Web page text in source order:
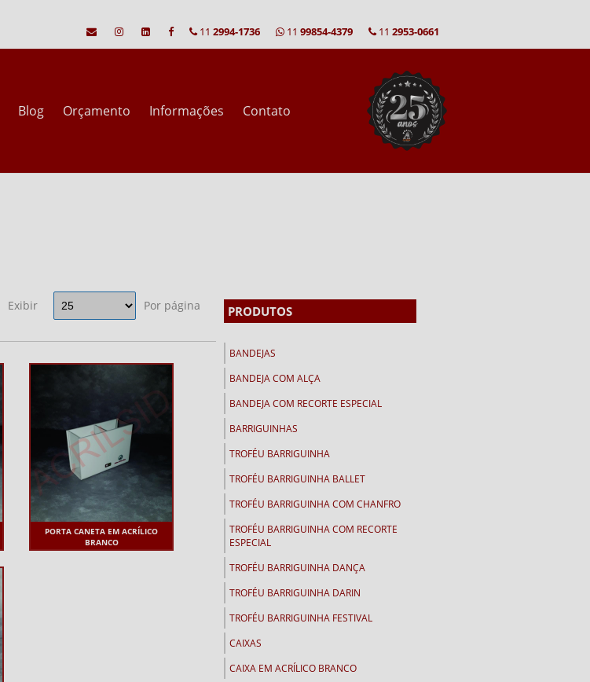
11 2953-0661
11 99854-4379
11 2994-1736
Blog Orçamento Informações Contato
Exibir Por página
PORTA CANETA EM ACRÍLICO
BRANCO
PRODUTOS
BANDEJAS
BANDEJA COM ALÇA
BANDEJA COM RECORTE ESPECIAL
BARRIGUINHAS
TROFÉU BARRIGUINHA
TROFÉU BARRIGUINHA BALLET
TROFÉU BARRIGUINHA COM CHANFRO
TROFÉU BARRIGUINHA COM RECORTE
ESPECIAL
TROFÉU BARRIGUINHA DANÇA
TROFÉU BARRIGUINHA DARIN
TROFÉU BARRIGUINHA FESTIVAL
CAIXAS
CAIXA EM ACRÍLICO BRANCO